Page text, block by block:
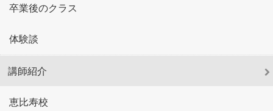
卒業後のクラス
体験談
講師紹介
恵比寿校